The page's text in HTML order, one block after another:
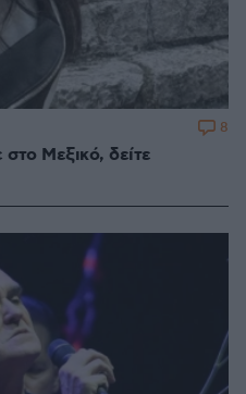
Μεξικό, δείτε
8